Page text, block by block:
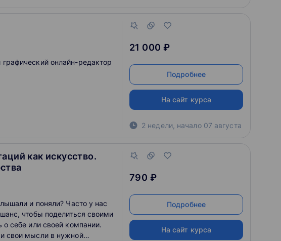
онлайн-редактор
21 000 ₽
Подробнее
На сайт курса
2 недели начало 07 августа
как искусство.
и поняли? Часто у нас
чтобы поделиться своими
о себе или своей компании.
свои мысли в нужной
790 ₽
Подробнее
На сайт курса